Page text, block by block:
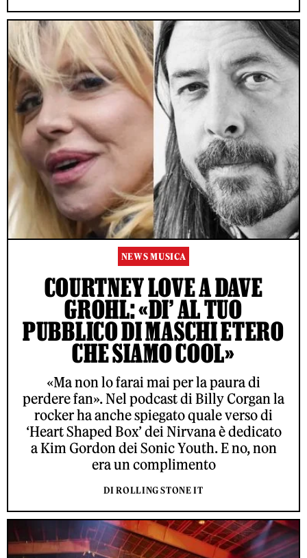
NEWS MUSICA
COURTNEY LOVE A DAVE
GROHL: «DI’ AL TUO
PUBBLICO DI MASCHI ETERO
CHE SIAMO COOL»
«Ma non lo farai mai per la paura di
perdere fan». Nel podcast di Billy Corgan la
rocker ha anche spiegato quale verso di
‘Heart Shaped Box’ dei Nirvana è dedicato
a Kim Gordon dei Sonic Youth. E no, non
era un complimento
DI ROLLING STONE IT